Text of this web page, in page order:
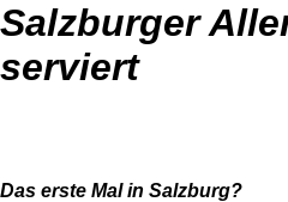
Salzburger
serviert
Das erste Mal in Salzburg?